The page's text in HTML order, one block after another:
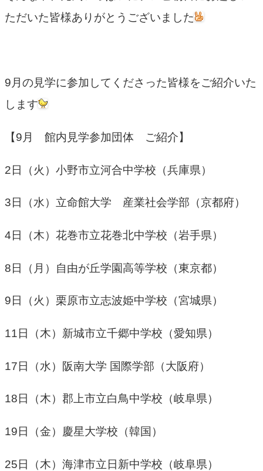
ただいた皆様ありがとうございました
9月の見学に参加してくださった皆様をご紹介いた
します
【9月 館内見学参加団体 ご紹介】
2日（火）小野市立河合中学校（兵庫県）
3日（水）立命館大学 産業社会学部（京都府）
4日（木）花巻市立花巻北中学校（岩手県）
8日（月）自由が丘学園高等学校（東京都）
9日（火）栗原市立志波姫中学校（宮城県）
11日（木）新城市立千郷中学校（愛知県）
17日（水）阪南大学 国際学部（大阪府）
18日（木）郡上市立白鳥中学校（岐阜県）
19日（金）慶星大学校（韓国）
25日（木）海津市立日新中学校（岐阜県）